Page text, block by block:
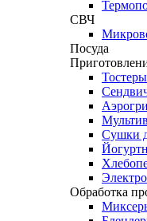
СВЧ
Посуда
Тостеры
Сушки
Обработка